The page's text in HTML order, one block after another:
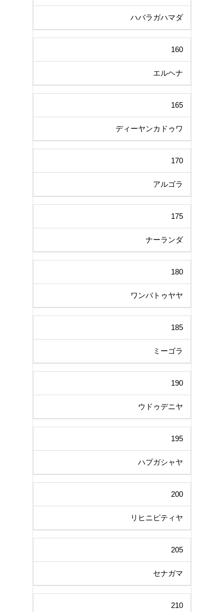
ハバラガハマダ
160
エルヘナ
165
ディーヤンカドゥワ
170
アルゴラ
175
ナーランダ
180
ワンバトゥヤヤ
185
ミーゴラ
190
ウドゥデニヤ
195
ハプガシャヤ
200
リヒニピティヤ
205
セナガマ
210